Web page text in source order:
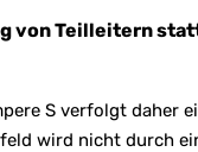
von Teilleitern
S verfolgt daher
wird nicht durch